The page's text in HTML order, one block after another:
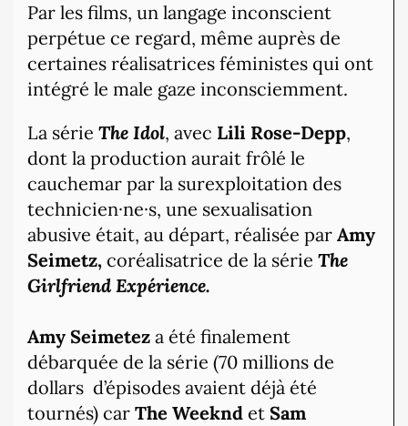
Par les films, un langage inconscient
perpétue ce regard, même auprès de
certaines réalisatrices féministes qui ont
intégré le male gaze inconsciemment.
La série The Idol, avec Lili Rose-Depp,
dont la production aurait frôlé le
cauchemar par la surexploitation des
technicien·ne·s, une sexualisation
abusive était, au départ, réalisée par Amy
Seimetz, coréalisatrice de la série The
Girlfriend Expérience.
Amy Seimetez a été finalement
débarquée de la série (70 millions de
dollars d’épisodes avaient déjà été
tournés) car The Weeknd et Sam